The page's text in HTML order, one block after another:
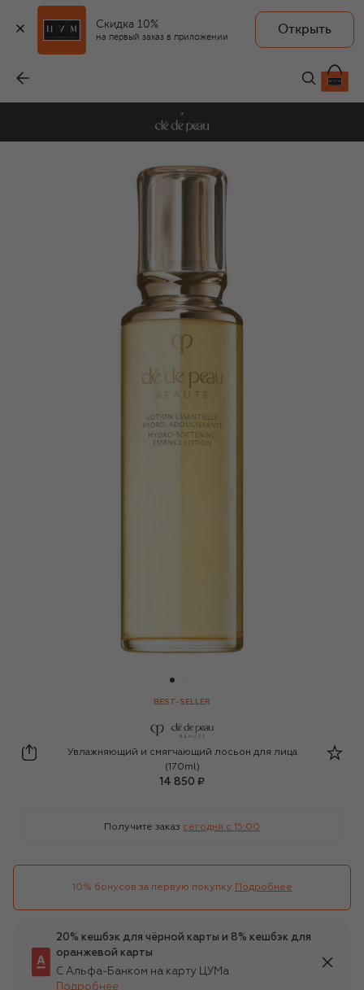
Скидка 10%
на первый заказ в приложении
Открыть
14 850 ₽
BEST-SELLER
Clé de Peau Beauté
Увлажняющий и смягчающий лосьон для лица
(170ml)
14 850 ₽
Получите заказ сегодня c 15:00
10% бонусов за первую покупку Подробнее
20% кешбэк для чёрной карты и 8% кешбэк для
оранжевой карты
С Альфа-Банком на карту ЦУМа
Подробнее